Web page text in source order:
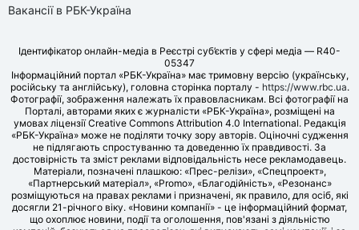
Вакансії в РБК-Україна
Ідентифікатор онлайн-медіа в Реєстрі суб’єктів у сфері медіа — R40-
05347
Інформаційний портал «РБК-Україна» має тримовну версію (українську,
російську та англійську), головна сторінка порталу - https://www.rbc.ua.
Фотографії, зображення належать їх правовласникам. Всі фотографії на
Порталі, авторами яких є журналісти «РБК-Україна», розміщені на
умовах ліцензії Creative Commons Attribution 4.0 International. Редакція
«РБК-Україна» може не поділяти точку зору авторів. Оціночні судження
не підлягають спростуванню та доведенню їх правдивості. За
достовірність та зміст реклами відповідальність несе рекламодавець.
Матеріали, позначені плашкою: «Прес-релізи», «Спецпроект»,
«Партнерський матеріал», «Promo», «Благодійність», «Резонанс»
розміщуються на правах реклами і призначені, як правило, для осіб, які
досягли 21-річного віку. «Новини компанії» - це інформаційний формат,
що охоплює новини, події та оголошення, пов'язані з діяльністю